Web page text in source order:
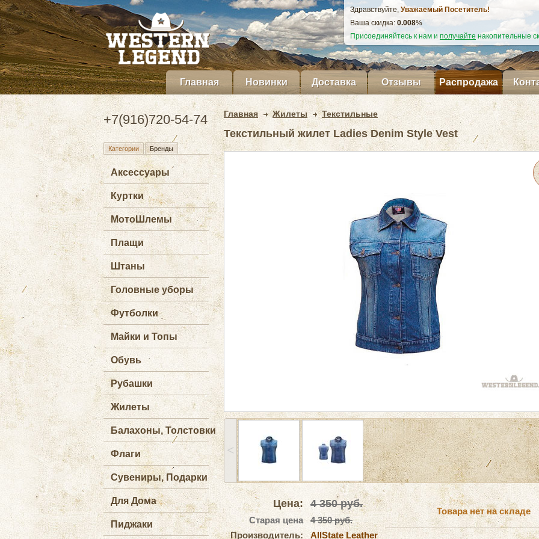
Здравствуйте, Уважаемый Посетитель!
Ваша скидка: 0.009%
Присоединяйтесь к нам и получайте накопительные
Главная Новинки Доставка Отзывы Распродажа
+7(916)720-54-74
Категории Бренды
Аксессуары
Куртки
МотоШлемы
Плащи
Штаны
Головные уборы
Футболки
Майки и Топы
Обувь
Рубашки
Жилеты
Балахоны, Толстовки
Флаги
Сувениры, Подарки
Для Дома
Пиджаки
Главная Жилеты Текстильные
Текстильный жилет Ladies Denim Style Vest
˂
Цена: 4 350руб.
Старая цена
4 350 руб.
Производитель:
AllState Leather
Товара нет на складе